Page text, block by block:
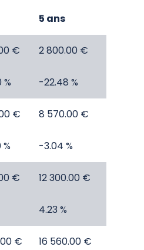
5 ans
€ 2 800.00 €
-22.48 %
€ 8 570.00 €
-3.04 %
€ 12 300.00 €
4.23 %
€ 16 560.00 €